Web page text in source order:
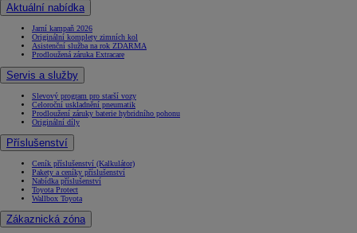
Aktuální nabídka
Jarní kampaň 2026
Originální komplety zimních kol
Asistenční služba na rok ZDARMA
Prodloužená záruka Extracare
Servis a služby
Slevový program pro starší vozy
Celoroční uskladnění pneumatik
Prodloužení záruky baterie hybridního pohonu
Originální díly
Příslušenství
Ceník příslušenství (Kalkulátor)
Pakety a ceníky příslušenství
Nabídka příslušenství
Toyota Protect
Wallbox Toyota
Zákaznická zóna